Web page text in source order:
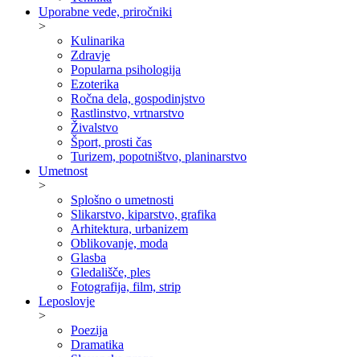
Uporabne vede, priročniki
>
Kulinarika
Zdravje
Popularna psihologija
Ezoterika
Ročna dela, gospodinjstvo
Rastlinstvo, vrtnarstvo
Živalstvo
Šport, prosti čas
Turizem, popotništvo, planinarstvo
Umetnost
>
Splošno o umetnosti
Slikarstvo, kiparstvo, grafika
Arhitektura, urbanizem
Oblikovanje, moda
Glasba
Gledališče, ples
Fotografija, film, strip
Leposlovje
>
Poezija
Dramatika